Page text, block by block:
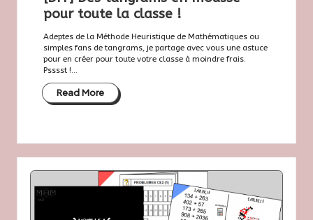
pour toute la classe !
Adeptes de la Méthode Heuristique de Mathématiques ou
simples fans de tangrams, je partage avec vous une astuce
pour en créer pour toute votre classe à moindre frais.
Psssst !...
Read More